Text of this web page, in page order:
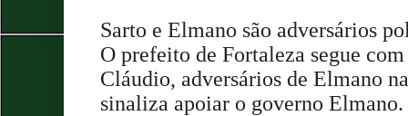
Sarto e Elmano são adversários
O prefeito de Fortaleza segue
Cláudio, adversários de Elmano
sinaliza apoiar o governo Elmano.